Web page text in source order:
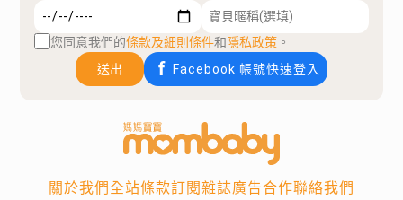
您同意我們的條款及細則條件和隱私政策 。
送出
Facebook 帳號快速登入
關於我們全站條款訂閱雜誌廣告合作聯絡我們